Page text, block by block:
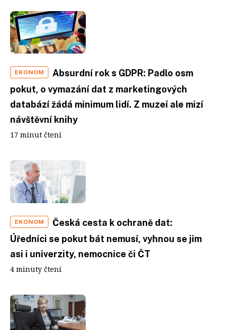
EKONOM
Absurdní rok s GDPR: Padlo osm
pokut, o vymazání dat z marketingových
databází žádá minimum lidí. Z muzeí ale mizí
návštěvní knihy
17 minut čtení
EKONOM
Česká cesta k ochraně dat:
Úředníci se pokut bát nemusí, vyhnou se jim
asi i univerzity, nemocnice či ČT
4 minuty čtení